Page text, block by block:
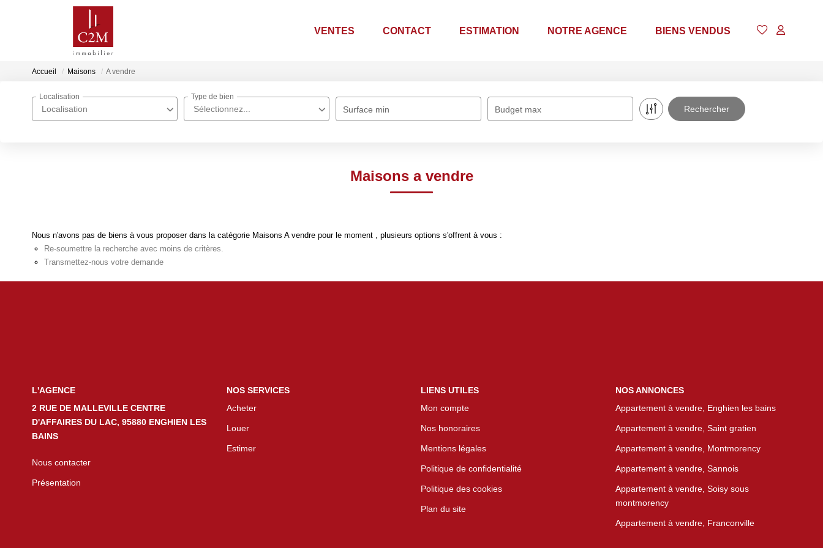
VENTES CONTACT ESTIMATION NOTRE AGENCE BIENS VENDUS
Accueil Maisons A vendre
Localisation
Localisation
Sélectionnez...
Type de bien
Surface min Budget max
Maisons a vendre
Nous n'avons pas de biens à vous proposer dans la catégorie Maisons A vendre pour le moment , plusieurs options s'offrent à vous :
Re-soumettre la recherche avec moins de critères.
Transmettez-nous votre demande
L'AGENCE
2 RUE DE MALLEVILLE CENTRE
D'AFFAIRES DU LAC, 95880 ENGHIEN LES
BAINS
Nous contacter
Présentation
NOS SERVICES
Acheter
Louer
Estimer
LIENS UTILES
Mon compte
Nos honoraires
Mentions légales
Politique de confidentialité
Politique des cookies
Plan du site
NOS ANNONCES
Appartement à vendre, Enghien les bains
Appartement à vendre, Saint gratien
Appartement à vendre, Montmorency
Appartement à vendre, Sannois
Appartement à vendre, Soisy sous
montmorency
Appartement à vendre, Franconville